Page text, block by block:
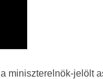
a miniszterelnök-jelölt